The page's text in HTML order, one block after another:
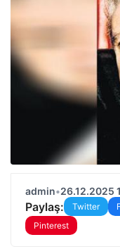
admin•26.12.2025
Paylaş: Twitter
Pinterest